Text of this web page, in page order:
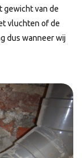
gewicht van de
vluchten of de
dus wanneer wij